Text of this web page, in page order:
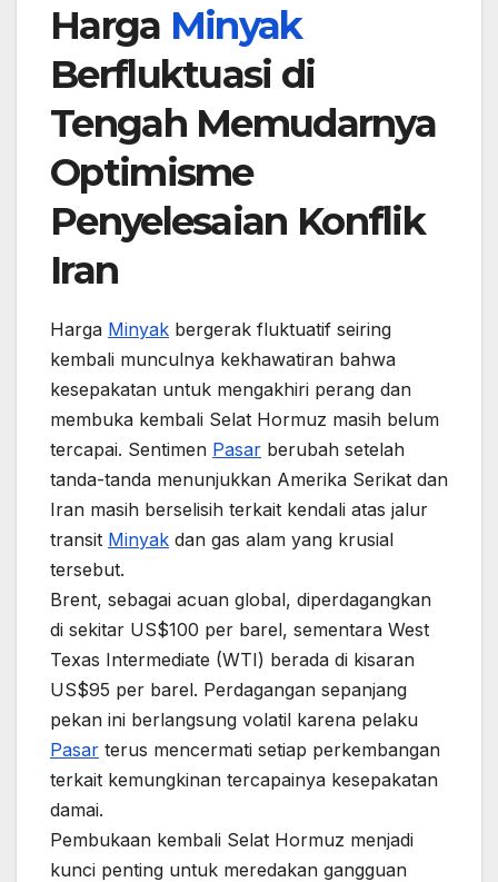
Harga Minyak
Berfluktuasi di
Tengah Memudarnya
Optimisme
Penyelesaian Konflik
Iran
Harga Minyak bergerak fluktuatif seiring
kembali munculnya kekhawatiran bahwa
kesepakatan untuk mengakhiri perang dan
membuka kembali Selat Hormuz masih belum
tercapai. Sentimen Pasar berubah setelah
tanda-tanda menunjukkan Amerika Serikat dan
Iran masih berselisih terkait kendali atas jalur
transit Minyak dan gas alam yang krusial
tersebut.
Brent, sebagai acuan global, diperdagangkan
di sekitar US$100 per barel, sementara West
Texas Intermediate (WTI) berada di kisaran
US$95 per barel. Perdagangan sepanjang
pekan ini berlangsung volatil karena pelaku
Pasar terus mencermati setiap perkembangan
terkait kemungkinan tercapainya kesepakatan
damai.
Pembukaan kembali Selat Hormuz menjadi
kunci penting untuk meredakan gangguan